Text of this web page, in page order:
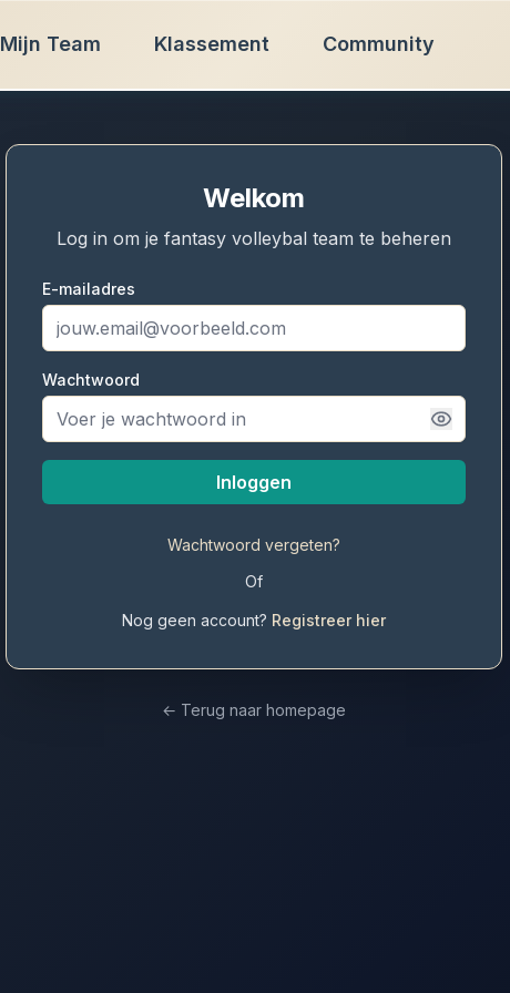
Mijn Team Klassement Community
Welkom
Log in om je fantasy volleybal team te beheren
E-mailadres
Wachtwoord
Inloggen
Wachtwoord vergeten?
Of
Nog geen account? Registreer hier
← Terug naar homepage